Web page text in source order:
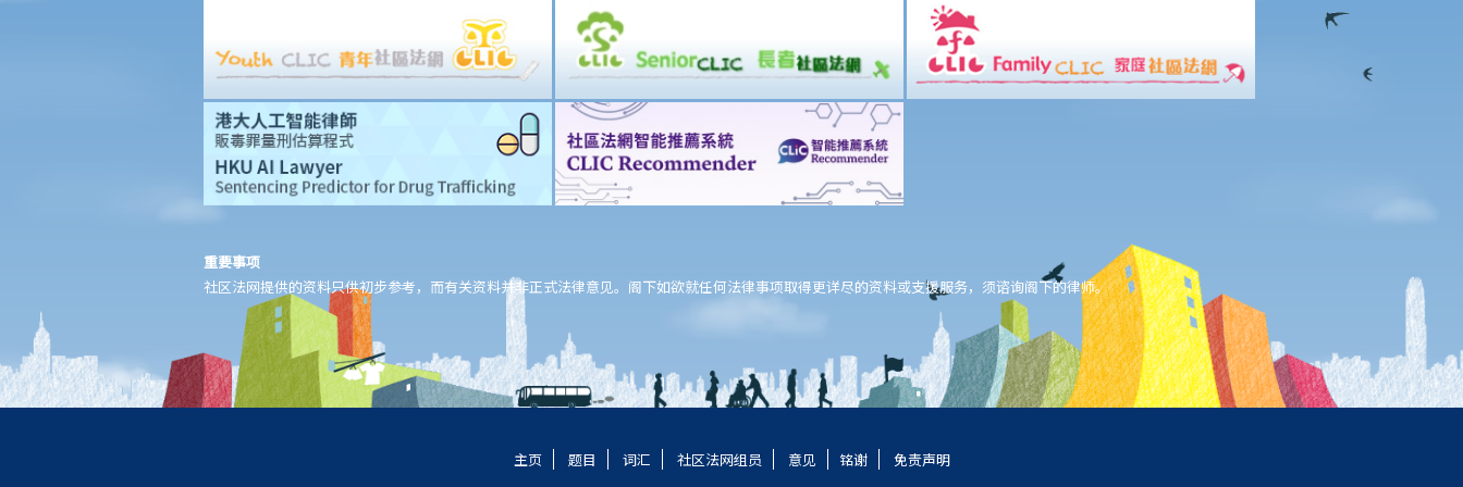
重要事项
社区法网提供的资料只供初步参考，而有关资料并非正式法律意见。阁下如欲就任何法律事项取得更详尽的资料或支援服务，须谘询阁下的律师。
主页 题目 词汇 社区法网组员 意见 铭谢 免责声明